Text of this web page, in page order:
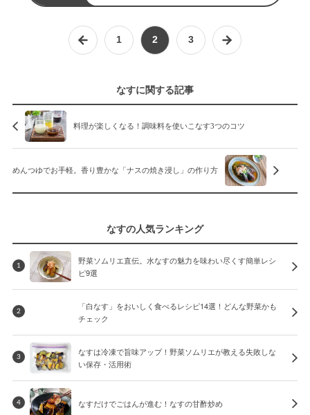
1 2 3
なすに関する記事
料理が楽しくなる！調味料を使いこなす3つのコツ
めんつゆでお手軽。香り豊かな「ナスの焼き浸し」の作り方
なすの人気ランキング
1
野菜ソムリエ直伝。水なすの魅力を味わい尽くす簡単レシ
ピ9選
2
「白なす」をおいしく食べるレシピ14選！どんな野菜かも
チェック
3
なすは冷凍で旨味アップ！野菜ソムリエが教える失敗しな
い保存・活用術
4 なすだけでごはんが進む！なすの甘酢炒め